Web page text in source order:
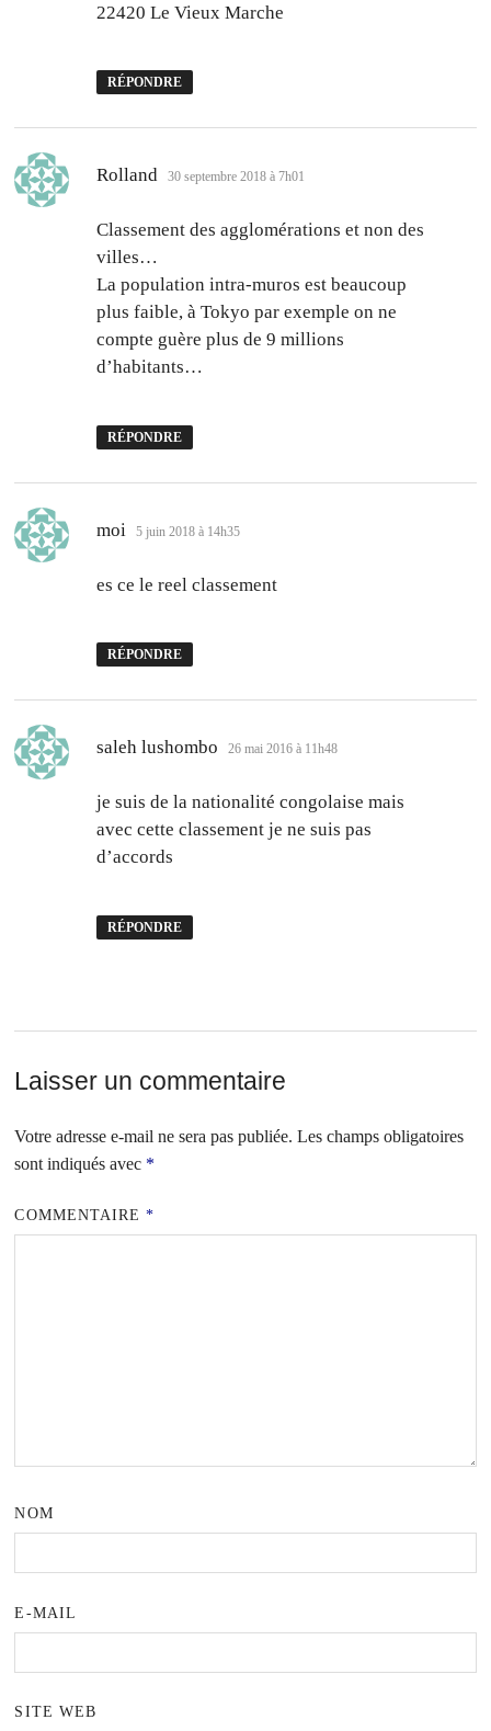
22420 Le Vieux Marche
RÉPONDRE
Rolland dit :
30 septembre 2018 à 7h01
Classement des agglomérations et non des
villes…
La population intra-muros est beaucoup
plus faible, à Tokyo par exemple on ne
compte guère plus de 9 millions
d’habitants…
RÉPONDRE
moi dit :
5 juin 2018 à 14h35
es ce le reel classement
RÉPONDRE
saleh lushombo dit :
26 mai 2016 à 11h48
je suis de la nationalité congolaise mais
avec cette classement je ne suis pas
d’accords
RÉPONDRE
Laisser un commentaire
Votre adresse e-mail ne sera pas publiée. Les champs obligatoires
sont indiqués avec *
COMMENTAIRE*
NOM
E-MAIL
SITE WEB